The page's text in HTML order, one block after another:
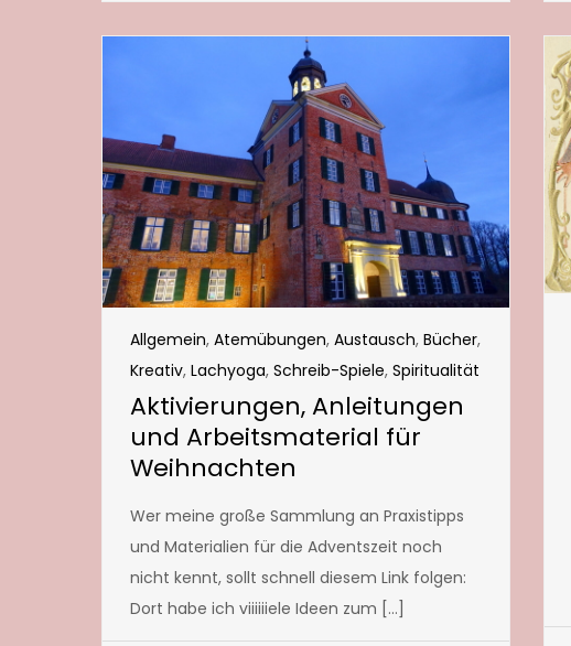
Allgemein, Atemübungen, Austausch, Bücher,
Kreativ, Lachyoga, Schreib-Spiele, Spiritualität
Aktivierungen, Anleitungen
und Arbeitsmaterial für
Weihnachten
Wer meine große Sammlung an Praxistipps
und Materialien für die Adventszeit noch
nicht kennt, sollt schnell diesem Link folgen:
Dort habe ich viiiiiiele Ideen zum […]